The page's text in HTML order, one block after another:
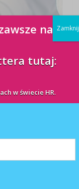
do podjęcia
jest
na
tutaj:
w świecie HR.
Zamknij